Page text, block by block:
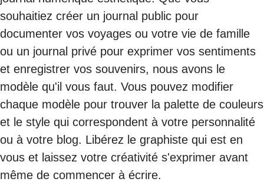
souhaitiez créer un journal public pour
documenter vos voyages ou votre vie de famille
ou un journal privé pour exprimer vos sentiments
et enregistrer vos souvenirs, nous avons le
modèle qu'il vous faut. Vous pouvez modifier
chaque modèle pour trouver la palette de couleurs
et le style qui correspondent à votre personnalité
ou à votre blog. Libérez le graphiste qui est en
vous et laissez votre créativité s'exprimer avant
même de commencer à écrire.